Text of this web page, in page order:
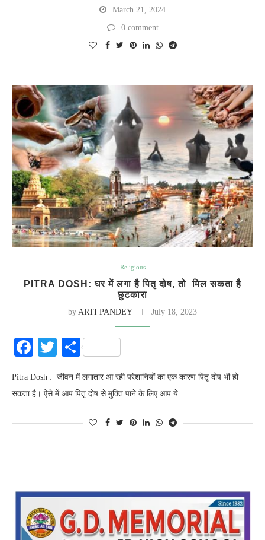
March 21, 2024
0 comment
Religious
PITRA DOSH: घर में लगा है पितृ दोष, तो मिल सकता है
छुटकारा
by ARTI PANDEY July 18, 2023
Facebook
Twitter
Share
Pitra Dosh : जीवन में लगातार आ रही परेशानियों का एक कारण पितृ दोष भी हो
सकता है। ऐसे में आप पितृ दोष से मुक्ति पाने के लिए आप ये…